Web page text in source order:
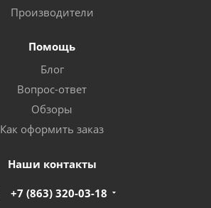
Производители
Помощь
Блог
Вопрос-ответ
Обзоры
Как оформить заказ
Наши контакты
+7 (863) 320-03-18